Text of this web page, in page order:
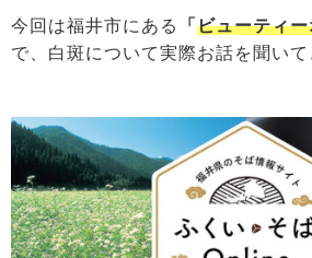
今回は福井市にある 「 ビューティ
で、白斑について実際お話を聞いて